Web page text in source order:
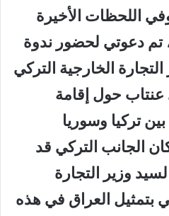
اللحظات الأخيرة
تم دعوتي لحضور ندوة
الخارجية التركي
حول إقامة
تركيا وسوريا
الجانب التركي قد
وزير التجارة
بتمثيل العراق في هذه